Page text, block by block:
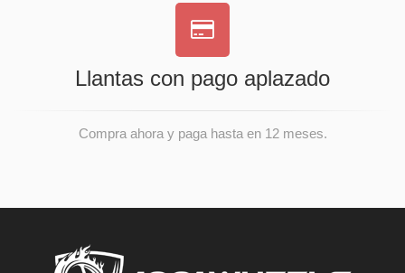
Llantas con pago aplazado
Compra ahora y paga hasta en 12 meses.